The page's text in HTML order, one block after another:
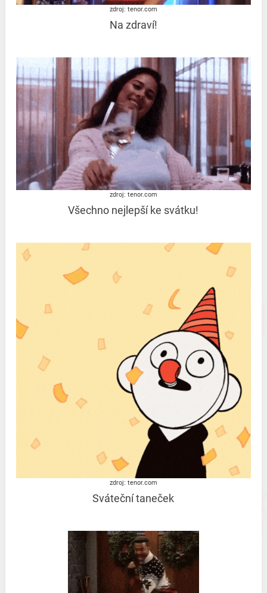
zdroj: tenor.com
Na zdraví!
zdroj: tenor.com
Všechno nejlepší ke svátku!
zdroj: tenor.com
Sváteční taneček